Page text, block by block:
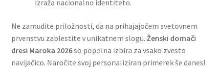
izraža nacionalno identiteto.
Ne zamudite priložnosti, da na prihajajočem svetovnem
prvenstvu zablestite v unikatnem slogu. Ženski domači
dresi Maroka 2026so popolna izbira za vsako zvesto
navijačico. Naročite svoj personaliziran primerek še danes!